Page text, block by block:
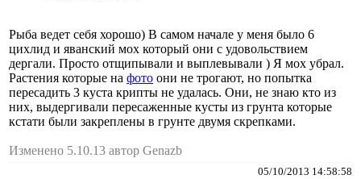
Рыба ведет себя хорошо) В самом начале у меня было 6
цихлид и яванский мох который они с удовольствием
дергали. Просто отщипывали и выплевывали ) Я мох убрал.
Растения которые на фото они не трогают, но попытка
пересадить 3 куста крипты не удалась. Они, не знаю кто из
них, выдергивали пересаженные кусты из грунта которые
кстати были закреплены в грунте двумя скрепками.
Изменено 5.10.13 автор Genazb
05/10/2013 14:58:58